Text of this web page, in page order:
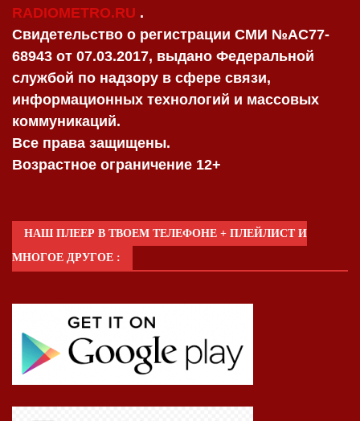
RADIOMETRO.RU .
Свидетельство о регистрации СМИ №AC77-
68943 от 07.03.2017, выдано Федеральной
службой по надзору в сфере связи,
информационных технологий и массовых
коммуникаций.
Все права защищены.
Возрастное ограничение 12+
НАШ ПЛЕЕР В ТВОЕМ ТЕЛЕФОНЕ + ПЛЕЙЛИСТ И
МНОГОЕ ДРУГОЕ :